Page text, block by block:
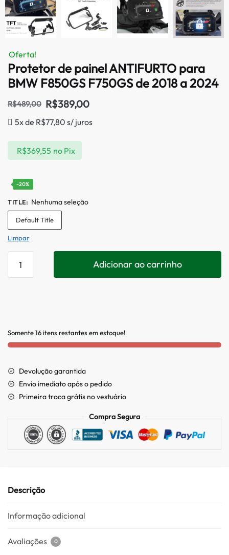
Oferta!
Protetor de painel ANTIFURTO para
BMW F850GS F750GS de 2018 a 2024
R$489,00 R$389,00
5x de R$77,80 s/ juros
R$369,55 no Pix
-20%
TITLE: Nenhuma seleção
Default Title
Limpar
Adicionar ao carrinho
Somente 16 itens restantes em estoque!
Devolução garantida
Envio imediato após o pedido
Primeira troca grátis no vestuário
Compra Segura
Descrição
Informação adicional
Avaliações 0